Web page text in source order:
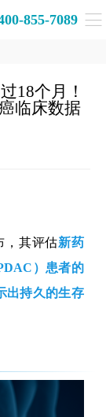
855-7089
18个月！
临床数据
，其评估新药
） 患者的
出持久的生存